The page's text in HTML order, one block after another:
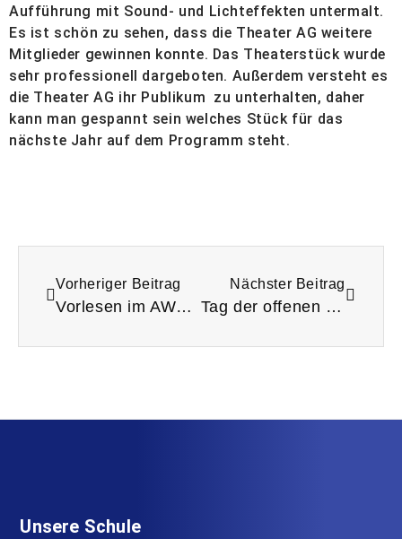
Aufführung mit Sound- und Lichteffekten untermalt.
Es ist schön zu sehen, dass die Theater AG weitere
Mitglieder gewinnen konnte. Das Theaterstück wurde
sehr professionell dargeboten. Außerdem versteht es
die Theater AG ihr Publikum zu unterhalten, daher
kann man gespannt sein welches Stück für das
nächste Jahr auf dem Programm steht.
Vorheriger Beitrag
Vorlesen im AWO Großenlüder – Senioren mit Vorleseaktionen glücklich machen
Nächster Beitrag
Tag der offenen Tür
Unsere Schule